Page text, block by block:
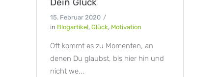
15. Februar 2020
in Blogartikel, Glück, Motivation
Oft kommt es zu Momenten, an
denen Du glaubst, bis hier hin und
nicht we...